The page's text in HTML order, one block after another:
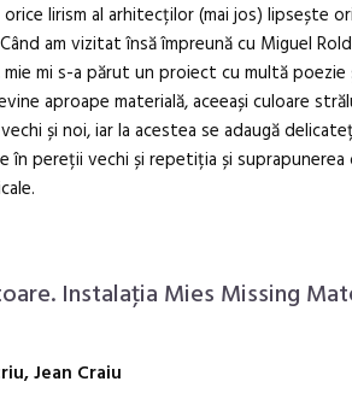
lirism al arhitecților (mai jos) lipsește
am vizitat însă împreună cu Miguel
mi s-a părut un proiect cu multă poezie
aproape materială, aceeași culoare
și noi, iar la acestea se adaugă
în pereții vechi și repetiția și suprapunerea
Instalaţia Mies Missing
Jean Craiu